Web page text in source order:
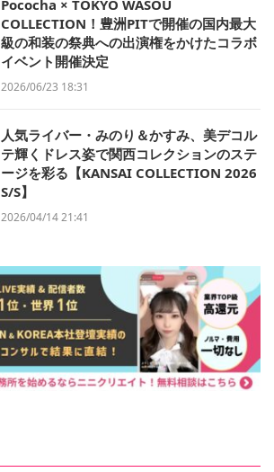
Pococha × TOKYO WASOU
COLLECTION！豊洲PITで開催の国内最大
級の和装の祭典への出演権をかけたコラボ
イベント開催決定
2026/06/23 18:31
人気ライバー・みのり＆かすみ、美デコル
テ輝くドレス姿で関西コレクションのステ
ージを彩る【KANSAI COLLECTION 2026
S/S】
2026/04/14 21:41